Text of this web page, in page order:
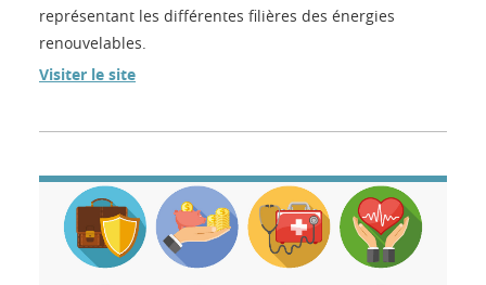
représentant les différentes filières des énergies
renouvelables.
Visiter le site